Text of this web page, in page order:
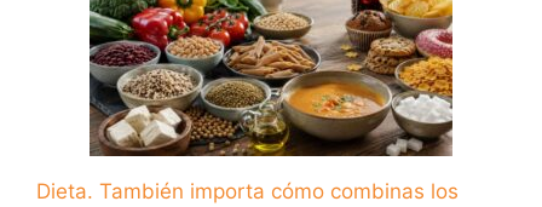
Dieta. También importa cómo combinas los